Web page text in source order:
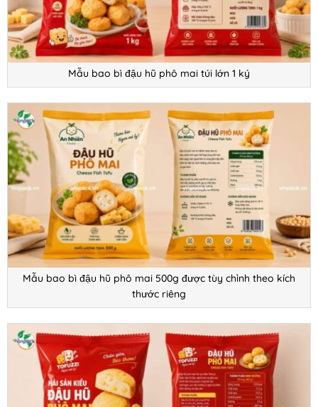
Mẫu bao bì đậu hũ phô mai túi lớn 1 ký
Mẫu bao bì đậu hũ phô mai 500g được tùy chỉnh theo kích
thước riêng